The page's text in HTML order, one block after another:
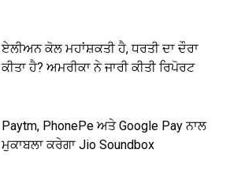
ਏਲੀਅਨ ਕੋਲ ਮਹਾਂਸ਼ਕਤੀ ਹੈ, ਧਰਤੀ ਦਾ ਦੌਰਾ
ਕੀਤਾ ਹੈ? ਅਮਰੀਕਾ ਨੇ ਜਾਰੀ ਕੀਤੀ ਰਿਪੋਰਟ
Paytm, PhonePe ਅਤੇ Google Pay ਨਾਲ
ਮੁਕਾਬਲਾ ਕਰੇਗਾ Jio Soundbox